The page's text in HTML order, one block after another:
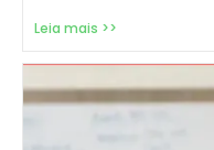
Leia mais >>